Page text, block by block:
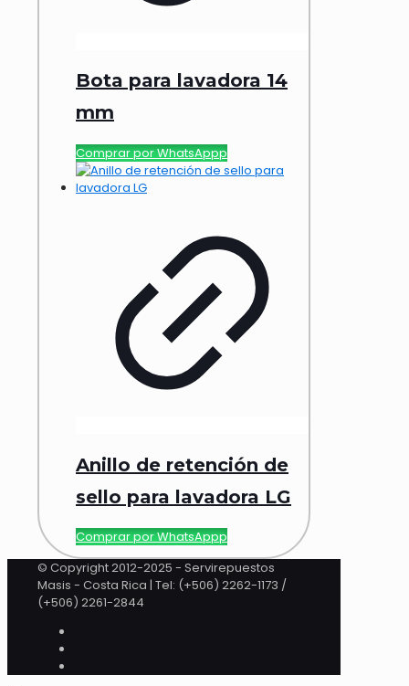
Bota para lavadora 14
mm
Comprar por WhatsAppp
Anillo de retención de
sello para lavadora LG
Comprar por WhatsAppp
© Copyright 2012-2025 - Servirepuestos
Masis - Costa Rica | Tel: (+506) 2262-1173 /
(+506) 2261-2844